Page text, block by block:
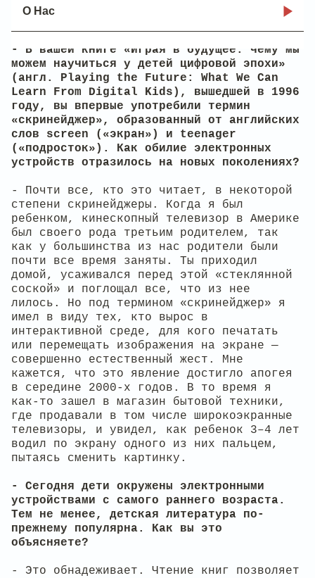
О Нас
- В вашей книге «Играя в будущее: чему мы
можем научиться у детей цифровой эпохи»
(англ. Playing the Future: What We Can
Learn From Digital Kids), вышедшей в 1996
году, вы впервые употребили термин
«скринейджер», образованный от английских
слов screen («экран») и teenager
(«подросток»). Как обилие электронных
устройств отразилось на новых поколениях?
- Почти все, кто это читает, в некоторой
степени скринейджеры. Когда я был
ребенком, кинескопный телевизор в Америке
был своего рода третьим родителем, так
как у большинства из нас родители были
почти все время заняты. Ты приходил
домой, усаживался перед этой «стеклянной
соской» и поглощал все, что из нее
лилось. Но под термином «скринейджер» я
имел в виду тех, кто вырос в
интерактивной среде, для кого печатать
или перемещать изображения на экране —
совершенно естественный жест. Мне
кажется, что это явление достигло апогея
в середине 2000-х годов. В то время я
как-то зашел в магазин бытовой техники,
где продавали в том числе широкоэкранные
телевизоры, и увидел, как ребенок 3–4 лет
водил по экрану одного из них пальцем,
пытаясь сменить картинку.
- Сегодня дети окружены электронными
устройствами с самого раннего возраста.
Тем не менее, детская литература по-
прежнему популярна. Как вы это
объясняете?
- Это обнадеживает. Чтение книг позволяет